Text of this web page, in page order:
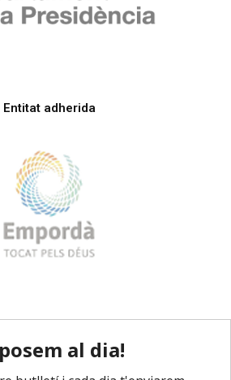
Entitat adherida